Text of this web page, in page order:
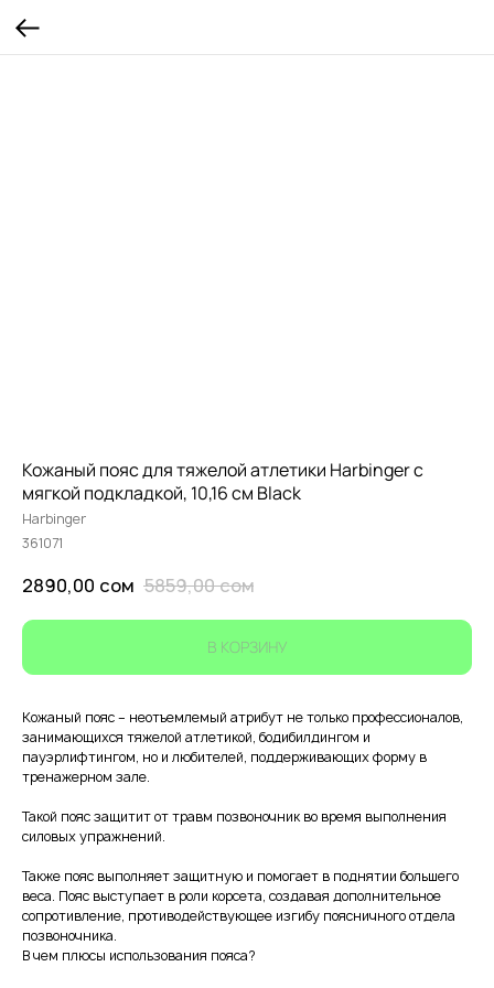
Кожаный пояс для тяжелой атлетики Harbinger с
мягкой подкладкой, 10,16 см Black
Harbinger
361071
2890,00 сом 5859,00сом
В КОРЗИНУ
Кожаный пояс – неотъемлемый атрибут не только профессионалов,
занимающихся тяжелой атлетикой, бодибилдингом и
пауэрлифтингом, но и любителей, поддерживающих форму в
тренажерном зале.
Такой пояс защитит от травм позвоночник во время выполнения
силовых упражнений.
Также пояс выполняет защитную и помогает в поднятии большего
веса. Пояс выступает в роли корсета, создавая дополнительное
сопротивление, противодействующее изгибу поясничного отдела
позвоночника.
В чем плюсы использования пояса?